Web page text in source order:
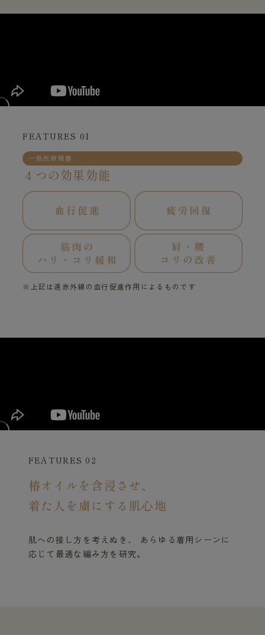
FEATURES 01
一般医療機器
４つの効果効能
※上記は遠赤外線の血行促進作用によるものです
FEATURES 02
椿オイルを含浸させ、
着た人を虜にする肌心地
肌への接し方を考えぬき、 あらゆる着用シーンに
応じて最適な編み方を研究。